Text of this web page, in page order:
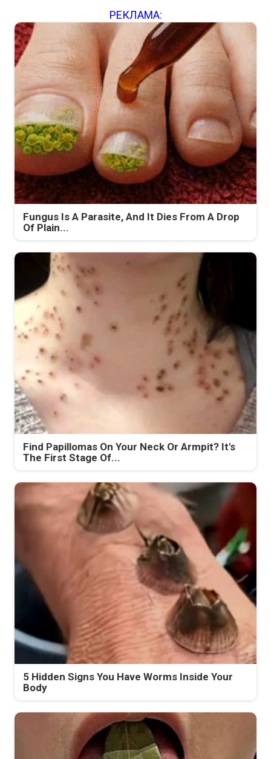
РЕКЛАМА:
Fungus Is A Parasite, And It Dies From A Drop
Of Plain...
Find Papillomas On Your Neck Or Armpit? It's
The First Stage Of...
5 Hidden Signs You Have Worms Inside Your
Body